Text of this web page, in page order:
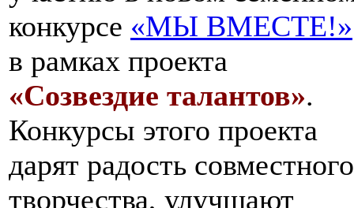
конкурсе «МЫ ВМЕСТЕ!»
в рамках проекта
«Созвездие талантов».
Конкурсы этого проекта
дарят радость совместного
творчества, улучшают